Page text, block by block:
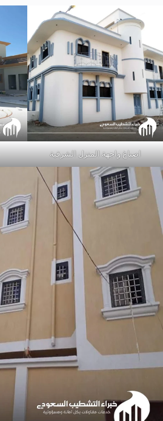
اصباغ واجهة المنزل الشرقية